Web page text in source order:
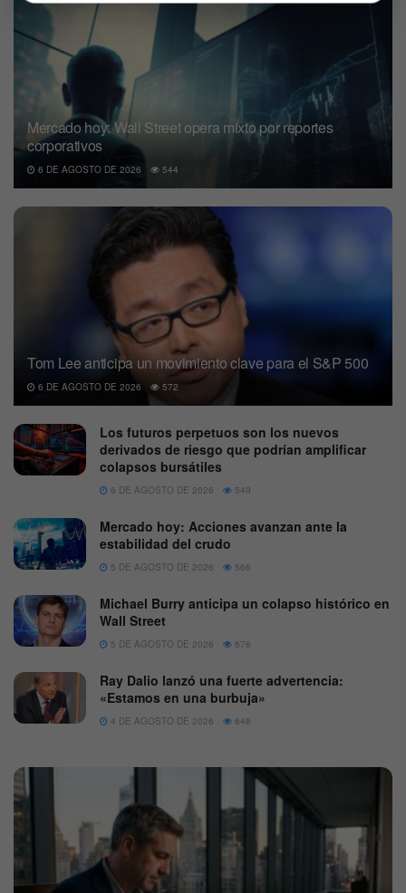
Mercado hoy: Wall Street opera mixto por reportes
corporativos
6 DE AGOSTO DE 2026 544
Tom Lee anticipa un movimiento clave para el S&P 500
6 DE AGOSTO DE 2026 572
Los futuros perpetuos son los nuevos
derivados de riesgo que podrían amplificar
colapsos bursátiles
6 DE AGOSTO DE 2026 549
Mercado hoy: Acciones avanzan ante la
estabilidad del crudo
5 DE AGOSTO DE 2026 566
Michael Burry anticipa un colapso histórico en
Wall Street
5 DE AGOSTO DE 2026 676
Ray Dalio lanzó una fuerte advertencia:
«Estamos en una burbuja»
4 DE AGOSTO DE 2026 648